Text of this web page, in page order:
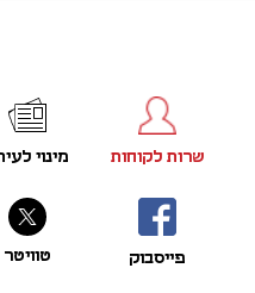
פייסבוק
שרות לקוחות
טוויטר
מינוי